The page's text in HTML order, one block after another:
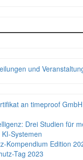
und
an timeproof
Drei Studien für
Systemen
Kompendium Edition
Tag 2023